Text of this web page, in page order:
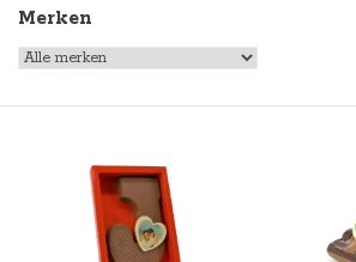
Merken